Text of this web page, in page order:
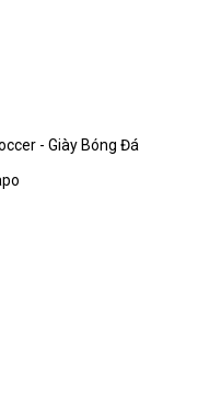
- Giày Bóng Đá